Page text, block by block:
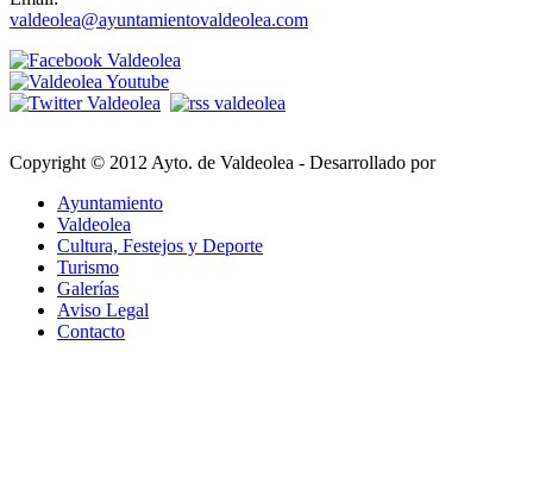
valdeolea@ayuntamientovaldeolea.com
Copyright © 2012 Ayto. de Valdeolea - Desarrollado por
Ayuntamiento
Valdeolea
Cultura, Festejos y Deporte
Turismo
Galerías
Aviso Legal
Contacto